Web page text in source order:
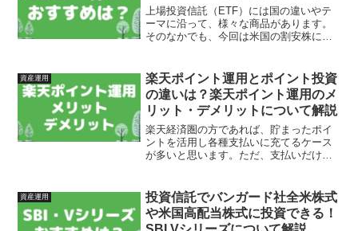
上場投資信託（ETF）には国の違いやテ
ーマに沿って、様々な商品があります。
そのなかでも、今回は米国の割安株にま
的なものは、VTVSPYVこの2つのETFと
なります。...
資産運用
楽天ポイント運用とポイント投資
の違いは？楽天ポイント運用のメ
リット・デメリットについて解説
楽天経済圏の方であれば、貯まったポイ
ントを活用し各種支払いに充てるケース
が多いと思います。ただ、支払いだけで
ービスです。楽天ポイント運用と楽天ポ
イント投資一見すると同じよ...
資産運用
投資信託でバンガード社全米株式
や米国高配当株式に投資できる！